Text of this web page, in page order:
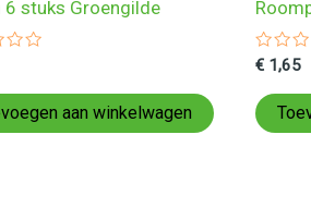
6 stuks Groengilde
aan winkelwagen
uit
5
€ 1,65